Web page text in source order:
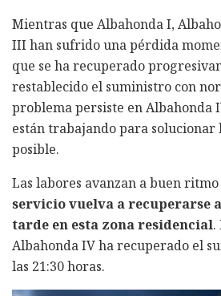
Mientras que Albahonda I,
III han sufrido una pérdida
que se ha recuperado
restablecido el suministro con
problema persiste en Albahonda
están trabajando para solucionar
posible.
Las labores avanzan a buen ritmo
servicio vuelva a recuperarse
tarde en esta zona residencial.
Albahonda IV ha recuperado el
las 21:30 horas.